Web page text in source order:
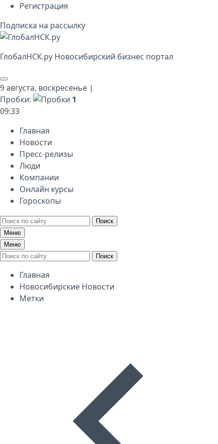
Регистрация
Подписка на рассылку
ГлобалНСК.py Новосибирский бизнес портал
9 августа, воскресенье |
Пробки:
1
09:33
Главная
Новости
Пресс-релизы
Люди
Компании
Онлайн курсы
Гороскопы
Поиск
Меню
Меню
Поиск
Главная
Новосибирские Новости
Метки